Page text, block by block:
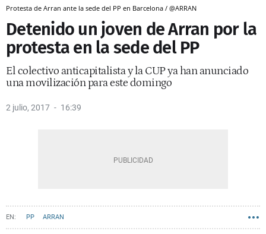
Protesta de Arran ante la sede del PP en Barcelona / @ARRAN
Detenido un joven de Arran por la
protesta en la sede del PP
El colectivo anticapitalista y la CUP ya han anunciado
una movilización para este domingo
2 julio, 2017 16:39
PP ARRAN